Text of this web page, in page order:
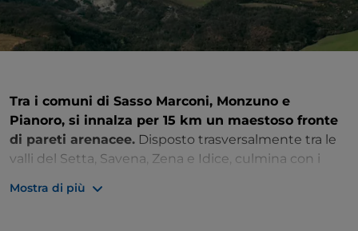
Tra i comuni di Sasso Marconi, Monzuno e
Pianoro, si innalza per 15 km un maestoso fronte
di pareti arenacee. Disposto trasversalmente tra le
valli del Setta, Savena, Zena e Idice, culmina con i
del Monte Rosso
Mostra di più